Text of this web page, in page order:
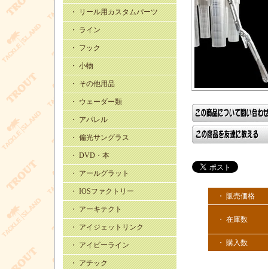
・ リール用カスタムパーツ
・ ライン
・ フック
・ 小物
・ その他用品
・ ウェーダー類
・ アパレル
・ 偏光サングラス
・ DVD・本
・ アールグラット
・ IOSファクトリー
・ アーキテクト
・ アイジェットリンク
・ アイビーライン
・ アチック
・ 販売価格
・ 在庫数
・ 購入数